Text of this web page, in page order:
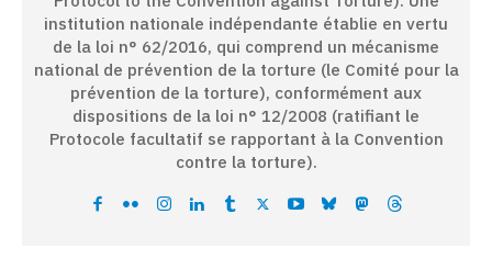
institution nationale indépendante établie en vertu
de la loi n° 62/2016, qui comprend un mécanisme
national de prévention de la torture (le Comité pour la
prévention de la torture), conformément aux
dispositions de la loi n° 12/2008 (ratifiant le
Protocole facultatif se rapportant à la Convention
contre la torture).